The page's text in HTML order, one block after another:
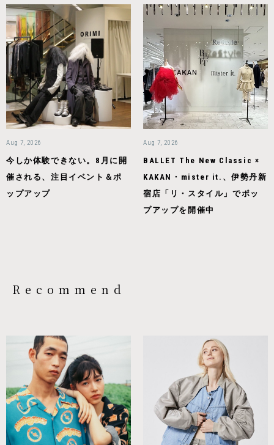
Aug 7, 2026
今しか体験できない。8月に開
催される、注目イベント＆ポ
ップアップ
Aug 7, 2026
BALLET The New Classic ×
KAKAN・mister it.、伊勢丹新
宿店「リ・スタイル」でポッ
プアップを開催中
Recommend